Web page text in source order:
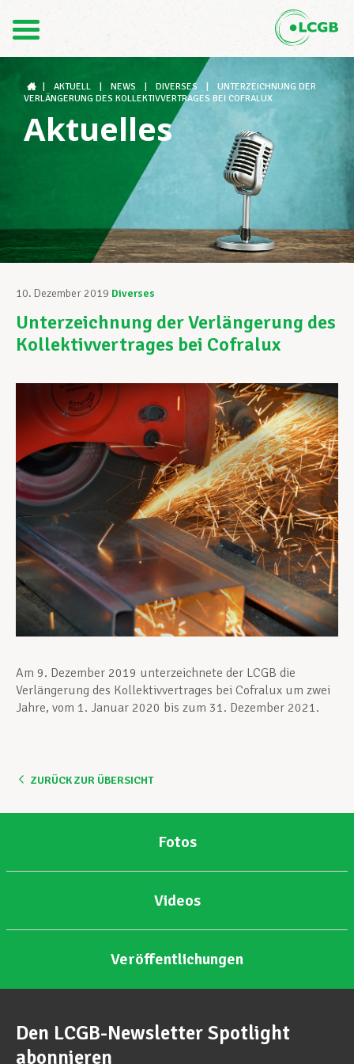
FR
Der LCGB
Gewerkschaftsstrukturen
Unterstützung im Arbeitsalltag
Ihre Rechte
Unterstützung im Privatleben
Berufliche Weiterentwicklung
Mitglied werden
Aktuell
AKTUELL NEWS DIVERSES
UNTERZEICHNUNG DER
VERLÄNGERUNG DES KOLLEKTIVVERTRAGES BEI COFRALUX
Aktuelles
10. Dezember 2019 Diverses
Unterzeichnung der Verlängerung des
Kollektivvertrages bei Cofralux
Am 9. Dezember 2019 unterzeichnete der LCGB die
Verlängerung des Kollektivvertrages bei Cofralux um zwei
Jahre, vom 1. Januar 2020 bis zum 31. Dezember 2021.
ZURÜCK ZUR ÜBERSICHT
Fotos
Videos
Veröffentlichungen
Den LCGB-Newsletter Spotlight
abonnieren